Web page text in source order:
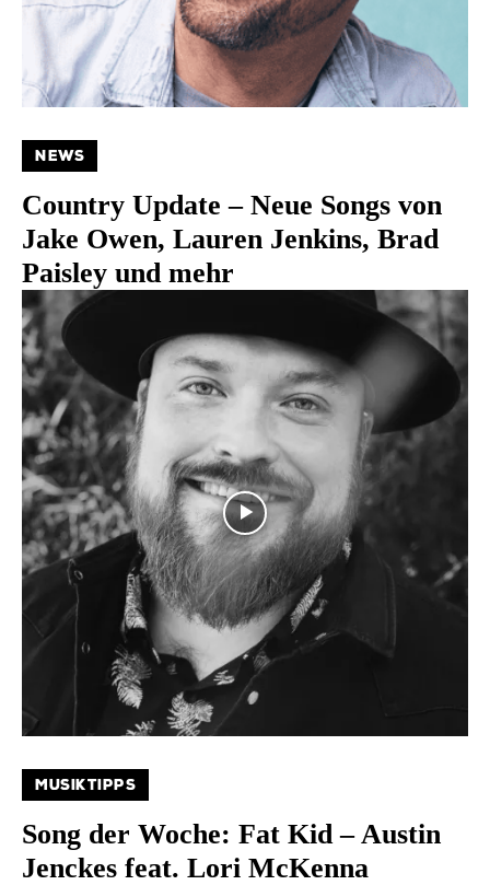
NEWS
Country Update – Neue Songs von
Jake Owen, Lauren Jenkins, Brad
Paisley und mehr
MUSIKTIPPS
Song der Woche: Fat Kid – Austin
Jenckes feat. Lori McKenna